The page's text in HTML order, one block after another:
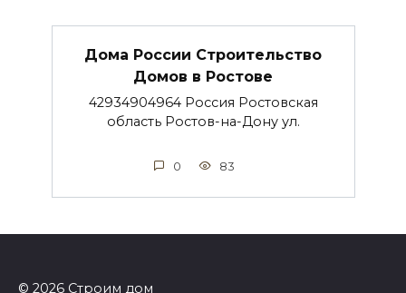
Дома России Строительство
Домов в Ростове
42934904964 Россия Ростовская
область Ростов-на-Дону ул.
0 83
© 2026 Строим дом